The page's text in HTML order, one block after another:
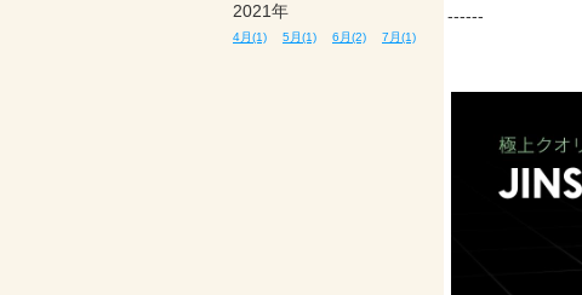
2021年
4月(1) 5月(1) 6月(2) 7月(1)
------